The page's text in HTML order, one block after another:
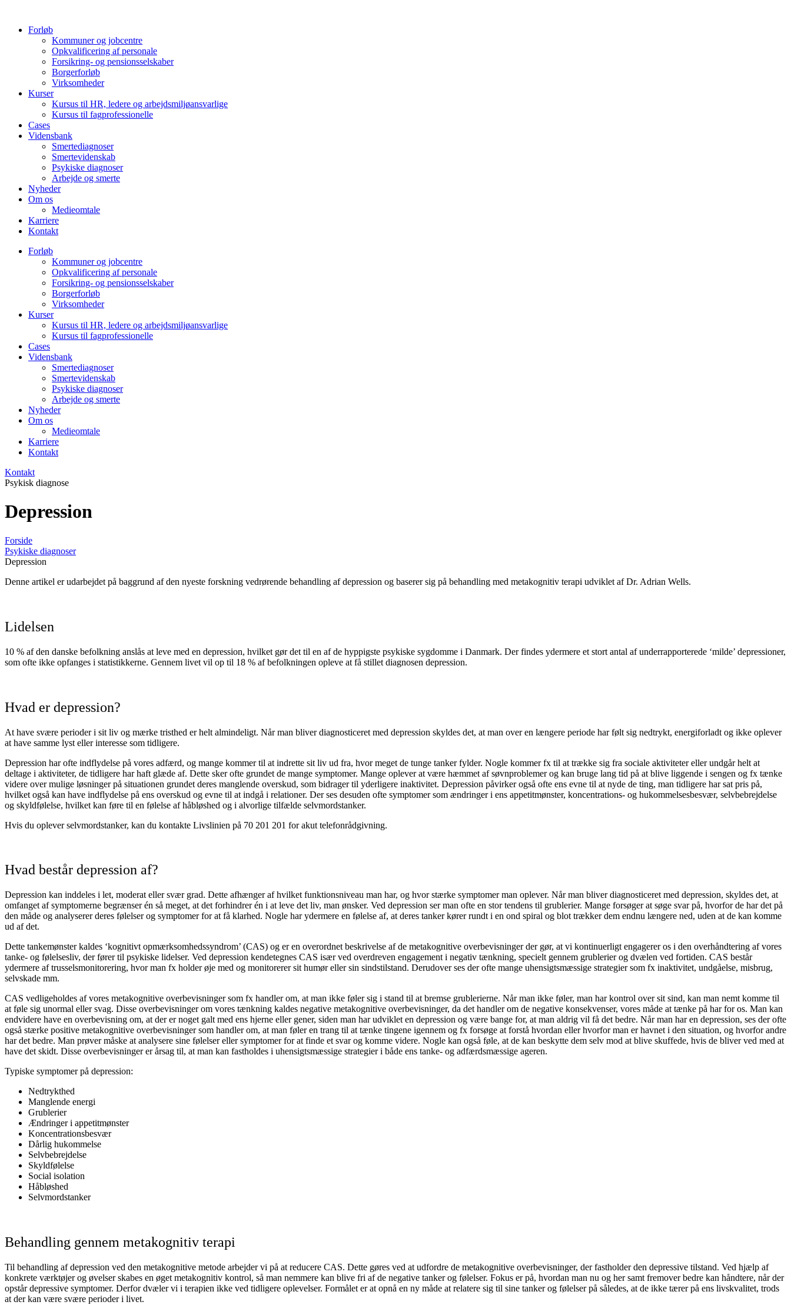
indholdForløb
Kommuner og jobcentre
Opkvalificering af personale
Forsikring- og pensionsselskaber
Borgerforløb
Virksomheder
Kurser
Kursus til HR, ledere og arbejdsmiljøansvarlige
Kursus til fagprofessionelle
Cases
Vidensbank
Smertediagnoser
Smertevidenskab
Psykiske diagnoser
Arbejde og smerte
Nyheder
Om os
Medieomtale
Karriere
Kontakt
Forløb
Kommuner og jobcentre
Opkvalificering af personale
Forsikring- og pensionsselskaber
Borgerforløb
Virksomheder
Kurser
Kursus til HR, ledere og arbejdsmiljøansvarlige
Kursus til fagprofessionelle
Cases
Vidensbank
Smertediagnoser
Smertevidenskab
Psykiske diagnoser
Arbejde og smerte
Nyheder
Om os
Medieomtale
Karriere
Kontakt
Kontakt
Psykisk diagnose
Depression
Forside
Psykiske diagnoser
Depression
Denne artikel er udarbejdet på baggrund af den nyeste forskning vedrørende behandling af depression og baserer sig på behandling med metakognitiv terapi udviklet af Dr. Adrian Wells.
Lidelsen
10 % af den danske befolkning anslås at leve med en depression, hvilket gør det til en af de hyppigste psykiske sygdomme i Danmark. Der findes ydermere et stort antal af underrapporterede ‘milde’ depressioner,
som ofte ikke opfanges i statistikkerne. Gennem livet vil op til 18 % af befolkningen opleve at få stillet diagnosen depression.
Hvad er depression?
At have svære perioder i sit liv og mærke tristhed er helt almindeligt. Når man bliver diagnosticeret med depression skyldes det, at man over en længere periode har følt sig nedtrykt, energiforladt og ikke oplever
at have samme lyst eller interesse som tidligere.
Depression har ofte indflydelse på vores adfærd, og mange kommer til at indrette sit liv ud fra, hvor meget de tunge tanker fylder. Nogle kommer fx til at trække sig fra sociale aktiviteter eller undgår helt at
deltage i aktiviteter, de tidligere har haft glæde af. Dette sker ofte grundet de mange symptomer. Mange oplever at være hæmmet af søvnproblemer og kan bruge lang tid på at blive liggende i sengen og fx tænke
videre over mulige løsninger på situationen grundet deres manglende overskud, som bidrager til yderligere inaktivitet. Depression påvirker også ofte ens evne til at nyde de ting, man tidligere har sat pris på,
hvilket også kan have indflydelse på ens overskud og evne til at indgå i relationer. Der ses desuden ofte symptomer som ændringer i ens appetitmønster, koncentrations- og hukommelsesbesvær, selvbebrejdelse
og skyldfølelse, hvilket kan føre til en følelse af håbløshed og i alvorlige tilfælde selvmordstanker.
Hvis du oplever selvmordstanker, kan du kontakte Livslinien på 70 201 201 for akut telefonrådgivning.
Hvad består depression af?
Depression kan inddeles i let, moderat eller svær grad. Dette afhænger af hvilket funktionsniveau man har, og hvor stærke symptomer man oplever. Når man bliver diagnosticeret med depression, skyldes det, at
omfanget af symptomerne begrænser én så meget, at det forhindrer én i at leve det liv, man ønsker. Ved depression ser man ofte en stor tendens til grublerier. Mange forsøger at søge svar på, hvorfor de har det på
den måde og analyserer deres følelser og symptomer for at få klarhed. Nogle har ydermere en følelse af, at deres tanker kører rundt i en ond spiral og blot trækker dem endnu længere ned, uden at de kan komme
ud af det.
Dette tankemønster kaldes ‘kognitivt opmærksomhedssyndrom’ (CAS) og er en overordnet beskrivelse af de metakognitive overbevisninger der gør, at vi kontinuerligt engagerer os i den overhåndtering af vores
tanke- og følelsesliv, der fører til psykiske lidelser. Ved depression kendetegnes CAS især ved overdreven engagement i negativ tænkning, specielt gennem grublerier og dvælen ved fortiden. CAS består
ydermere af trusselsmonitorering, hvor man fx holder øje med og monitorerer sit humør eller sin sindstilstand. Derudover ses der ofte mange uhensigtsmæssige strategier som fx inaktivitet, undgåelse, misbrug,
selvskade mm.
CAS vedligeholdes af vores metakognitive overbevisninger som fx handler om, at man ikke føler sig i stand til at bremse grublerierne. Når man ikke føler, man har kontrol over sit sind, kan man nemt komme til
at føle sig unormal eller svag. Disse overbevisninger om vores tænkning kaldes negative metakognitive overbevisninger, da det handler om de negative konsekvenser, vores måde at tænke på har for os. Man kan
endvidere have en overbevisning om, at der er noget galt med ens hjerne eller gener, siden man har udviklet en depression og være bange for, at man aldrig vil få det bedre. Når man har en depression, ses der ofte
også stærke positive metakognitive overbevisninger som handler om, at man føler en trang til at tænke tingene igennem og fx forsøge at forstå hvordan eller hvorfor man er havnet i den situation, og hvorfor andre
har det bedre. Man prøver måske at analysere sine følelser eller symptomer for at finde et svar og komme videre. Nogle kan også føle, at de kan beskytte dem selv mod at blive skuffede, hvis de bliver ved med at
have det skidt. Disse overbevisninger er årsag til, at man kan fastholdes i uhensigtsmæssige strategier i både ens tanke- og adfærdsmæssige ageren.
Typiske symptomer på depression:
Nedtrykthed
Manglende energi
Grublerier
Ændringer i appetitmønster
Koncentrationsbesvær
Dårlig hukommelse
Selvbebrejdelse
Skyldfølelse
Social isolation
Håbløshed
Selvmordstanker
Behandling gennem metakognitiv terapi
Til behandling af depression ved den metakognitive metode arbejder vi på at reducere CAS. Dette gøres ved at udfordre de metakognitive overbevisninger, der fastholder den depressive tilstand. Ved hjælp af
konkrete værktøjer og øvelser skabes en øget metakognitiv kontrol, så man nemmere kan blive fri af de negative tanker og følelser. Fokus er på, hvordan man nu og her samt fremover bedre kan håndtere, når der
opstår depressive symptomer. Derfor dvæler vi i terapien ikke ved tidligere oplevelser. Formålet er at opnå en ny måde at relatere sig til sine tanker og følelser på således, at de ikke tærer på ens livskvalitet, trods
at der kan være svære perioder i livet.